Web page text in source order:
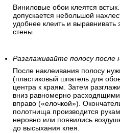
Виниловые обои клеятся
допускается небольшой
удобнее клеить и
стены.
Разглаживайте полосу после
После наклеивания полосу
(пластиковый шпатель для
центра к краям. Затем
вниз равномерно
вправо («елочкой»).
полотнища производится
неровно или появились
до высыхания клея.